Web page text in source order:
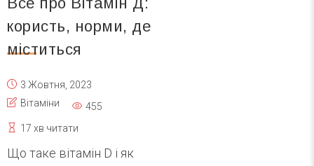
користь, норми, де
міститься
3 Жовтня, 2023
Вітаміни
455
17 хв читати
Що таке вітамін D і як